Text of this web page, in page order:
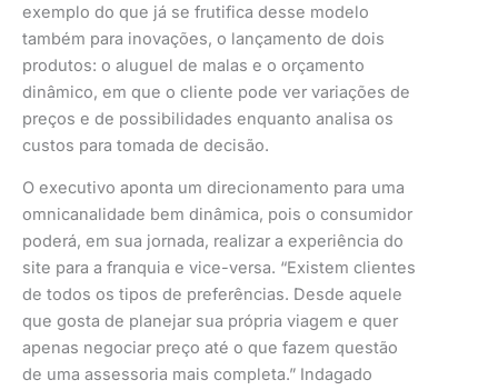
exemplo do que já se frutifica desse modelo
também para inovações, o lançamento de dois
produtos: o aluguel de malas e o orçamento
dinâmico, em que o cliente pode ver variações de
preços e de possibilidades enquanto analisa os
custos para tomada de decisão.
O executivo aponta um direcionamento para uma
omnicanalidade bem dinâmica, pois o consumidor
poderá, em sua jornada, realizar a experiência do
site para a franquia e vice-versa. “Existem clientes
de todos os tipos de preferências. Desde aquele
que gosta de planejar sua própria viagem e quer
apenas negociar preço até o que fazem questão
de uma assessoria mais completa.” Indagado